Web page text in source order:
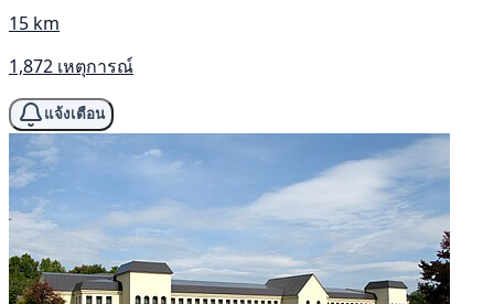
15 km
1,872 เหตุการณ์
แจ้งเตือน